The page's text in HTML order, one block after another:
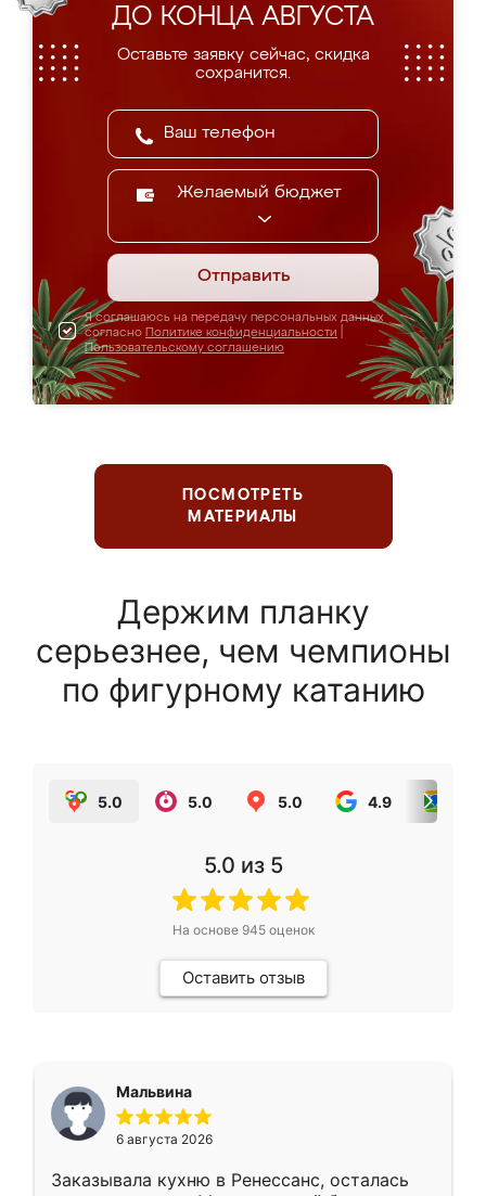
ДО КОНЦА АВГУСТА
Оставьте заявку сейчас, скидка
сохранится.
Желаемый бюджет
Отправить
Я соглашаюсь на передачу персональных данных
согласно Политике конфиденциальности
Пользовательскому соглашению
ПОСМОТРЕТЬ
МАТЕРИАЛЫ
Держим планку
серьезнее, чем чемпионы
по фигурному катанию
5.0 5.0 5.0 4.9
5.0 из 5
На основе 945оценок
Оставить отзыв
Мальвина
6 августа 2026
Заказывала кухню в Ренессанс, осталась